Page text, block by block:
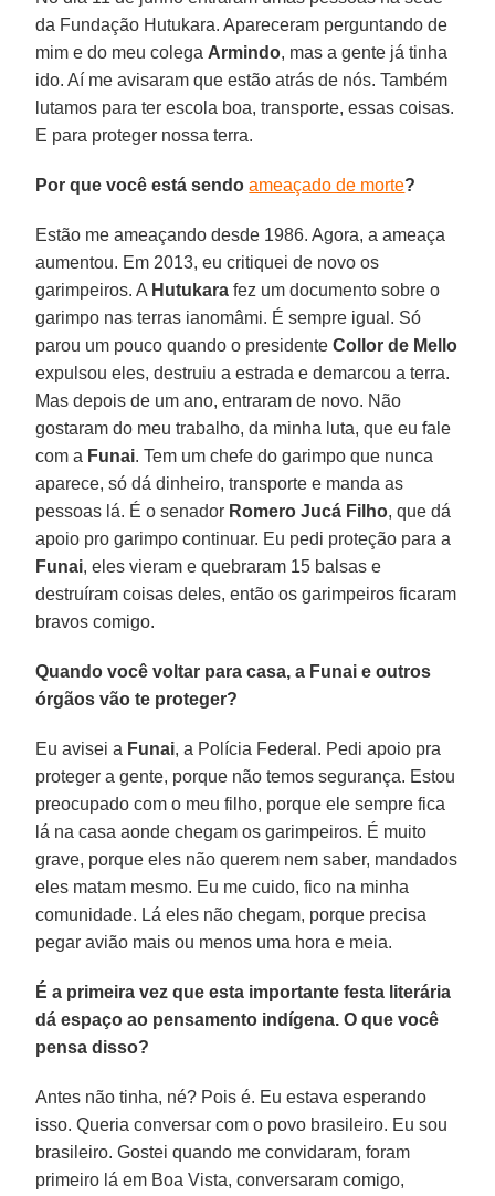
da Fundação Hutukara. Apareceram perguntando de
mim e do meu colega Armindo, mas a gente já tinha
ido. Aí me avisaram que estão atrás de nós. Também
lutamos para ter escola boa, transporte, essas coisas.
E para proteger nossa terra.
Por que você está sendoameaçado de morte?
Estão me ameaçando desde 1986. Agora, a ameaça
aumentou. Em 2013, eu critiquei de novo os
garimpeiros. A Hutukara fez um documento sobre o
garimpo nas terras ianomâmi. É sempre igual. Só
parou um pouco quando o presidenteCollor de Mello
expulsou eles, destruiu a estrada e demarcou a terra.
Mas depois de um ano, entraram de novo. Não
gostaram do meu trabalho, da minha luta, que eu fale
com a Funai. Tem um chefe do garimpo que nunca
aparece, só dá dinheiro, transporte e manda as
pessoas lá. É o senador Romero Jucá Filho, que dá
apoio pro garimpo continuar. Eu pedi proteção para a
Funai, eles vieram e quebraram 15 balsas e
destruíram coisas deles, então os garimpeiros ficaram
bravos comigo.
Quando você voltar para casa, a Funai e outros
órgãos vão te proteger?
Eu avisei a Funai, a Polícia Federal. Pedi apoio pra
proteger a gente, porque não temos segurança. Estou
preocupado com o meu filho, porque ele sempre fica
lá na casa aonde chegam os garimpeiros. É muito
grave, porque eles não querem nem saber, mandados
eles matam mesmo. Eu me cuido, fico na minha
comunidade. Lá eles não chegam, porque precisa
pegar avião mais ou menos uma hora e meia.
É a primeira vez que esta importante festa literária
dá espaço ao pensamento indígena. O que você
pensa disso?
Antes não tinha, né? Pois é. Eu estava esperando
isso. Queria conversar com o povo brasileiro. Eu sou
brasileiro. Gostei quando me convidaram, foram
primeiro lá em Boa Vista, conversaram comigo,